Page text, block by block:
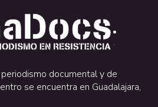
.
.
documental y de
se encuentra en Guadalajara,